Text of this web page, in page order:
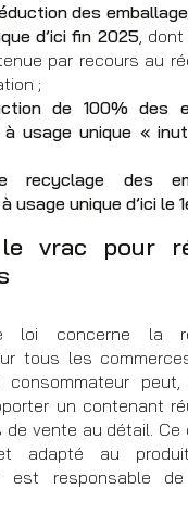
des
d’ici fin 2025, dont
par recours au
;
de 100% des
à usage unique «
recyclage des
usage unique d’ici le
le vrac pour
loi concerne la
tous les
consommateur
un contenant
de vente au détail.
adapté au
est responsable